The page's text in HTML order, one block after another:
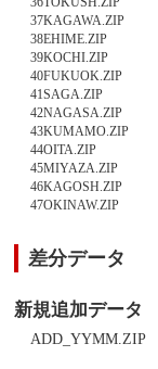
37KAGAWA.ZIP
38EHIME.ZIP
39KOCHI.ZIP
40FUKUOK.ZIP
41SAGA.ZIP
42NAGASA.ZIP
43KUMAMO.ZIP
44OITA.ZIP
45MIYAZA.ZIP
46KAGOSH.ZIP
47OKINAW.ZIP
差分データ
新規追加データ
ADD_YYMM.ZIP